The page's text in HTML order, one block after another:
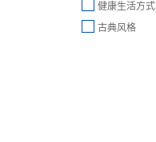
健康生活方式
古典风格